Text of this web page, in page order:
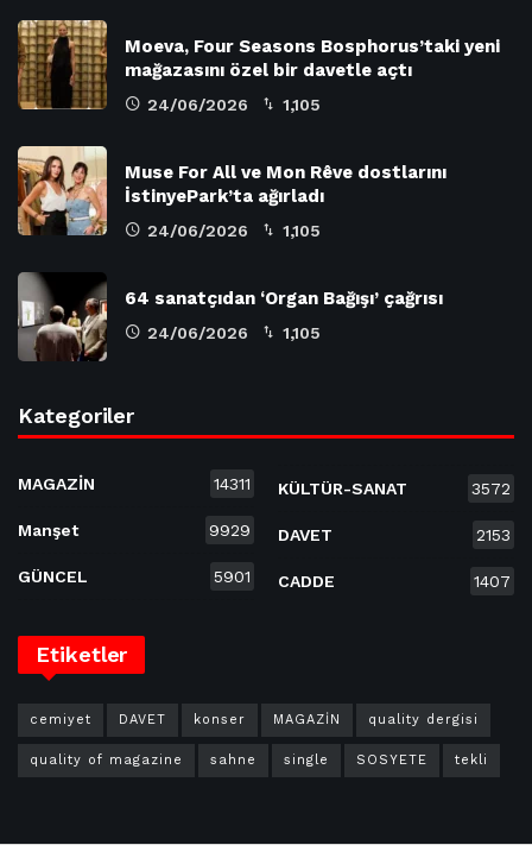
Moeva, Four Seasons Bosphorus’taki yeni
mağazasını özel bir davetle açtı
24/06/2026 1,105
Muse For All ve Mon Rêve dostlarını
İstinyePark’ta ağırladı
24/06/2026 1,105
64 sanatçıdan ‘Organ Bağışı’ çağrısı
24/06/2026 1,105
Kategoriler
MAGAZİN 14311
Manşet 9929
GÜNCEL 5901
KÜLTÜR-SANAT 3572
DAVET 2153
CADDE 1407
Etiketler
cemiyet DAVET konser MAGAZİN quality dergisi
quality of magazine sahne single SOSYETE tekli